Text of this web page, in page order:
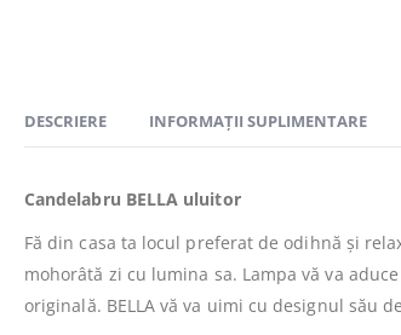
DESCRIERE INFORMAȚII SUPLIMENTARE
Candelabru BELLA uluitor
Fă din casa ta locul preferat de odihnă și
mohorâtă zi cu lumina sa. Lampa vă va
originală. BELLA vă va uimi cu designul său